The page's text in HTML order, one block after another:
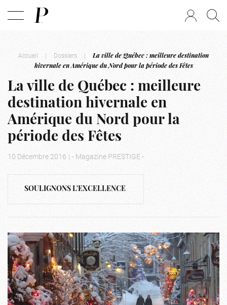
Accueil | Dossiers |
La ville de Québec : meilleure destination
hivernale en Amérique du Nord pour la période des Fêtes
La ville de Québec : meilleure
destination hivernale en
Amérique du Nord pour la
période des Fêtes
10 Décembre 2016 | - Magazine PRESTIGE -
SOULIGNONS L'EXCELLENCE